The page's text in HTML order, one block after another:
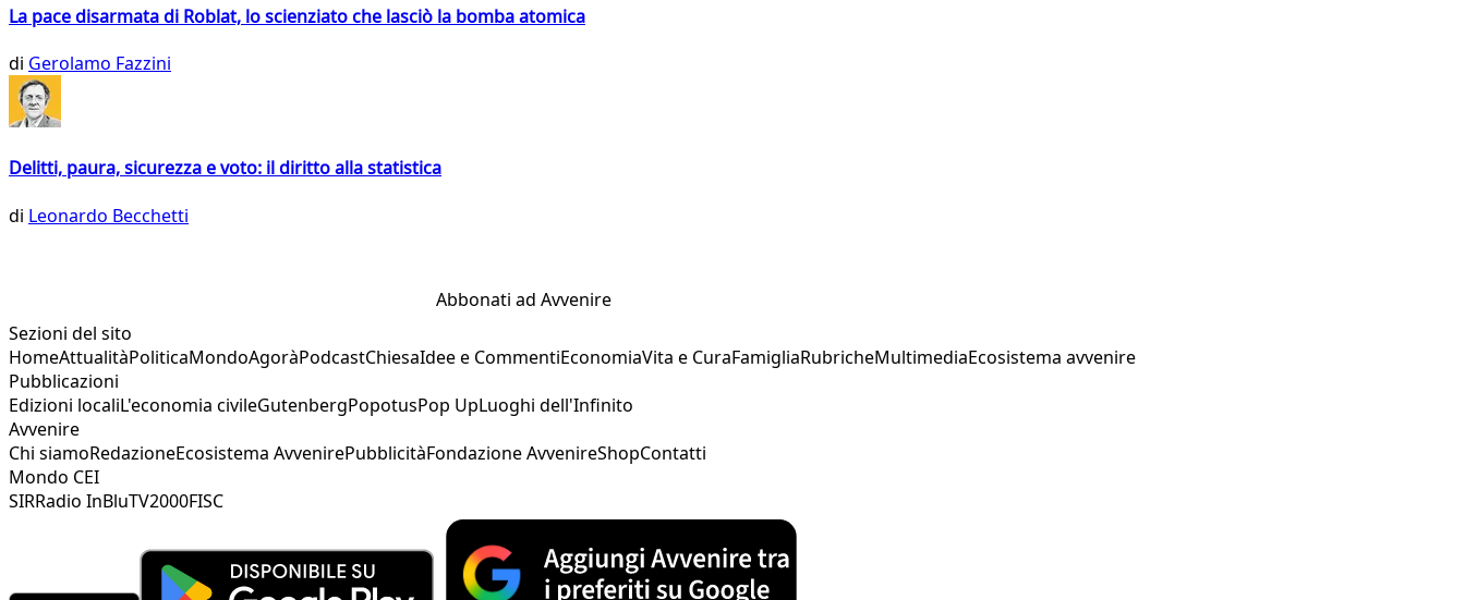
La pace disarmata di Roblat, lo scienziato che lasciò la bomba atomica
di Gerolamo Fazzini
Delitti, paura, sicurezza e voto: il diritto alla statistica
di Leonardo Becchetti
Abbonati ad Avvenire
Sezioni del sito
HomeAttualitàPoliticaMondoAgoràPodcastChiesaIdee e CommentiEconomiaVita e CuraFamigliaRubricheMultimediaEcosistema avvenire
Pubblicazioni
Edizioni localiL'economia civileGutenbergPopotusPop UpLuoghi dell'Infinito
Avvenire
Chi siamoRedazioneEcosistema AvvenirePubblicitàFondazione AvvenireShopContatti
Mondo CEI
SIRRadio InBluTV2000FISC